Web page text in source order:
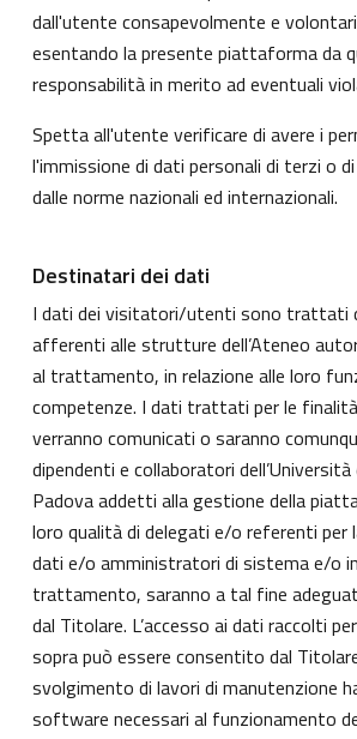
dall'utente consapevolmente e
esentando la presente piattaforma da
responsabilità in merito ad eventuali
Spetta all'utente verificare di avere i
l'immissione di dati personali di terzi o
dalle norme nazionali ed internazionali.
Destinatari dei dati
I dati dei visitatori/utenti sono trattati
afferenti alle strutture dell’Ateneo
al trattamento, in relazione alle loro
competenze. I dati trattati per le
verranno comunicati o saranno
dipendenti e collaboratori
Padova addetti alla gestione della
loro qualità di delegati e/o referenti per
dati e/o amministratori di sistema e/o
trattamento, saranno a tal fine
dal Titolare. L’accesso ai dati raccolti
sopra può essere consentito dal
svolgimento di lavori di manutenzione
software necessari al funzionamento